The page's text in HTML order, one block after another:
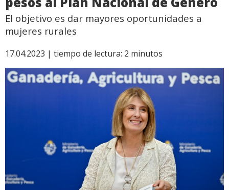
El objetivo es dar mayores oportunidades a
mujeres rurales
17.04.2023 | tiempo de lectura: 2 minutos